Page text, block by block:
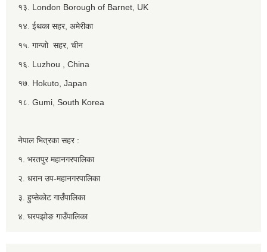
१३. London Borough of Barnet, UK
१४. ईथका सहर, अमेरीका
१५. गान्जो सहर, चीन
१६. Luzhou , China
१७. Hokuto, Japan
१८. Gumi, South Korea
नेपाल भित्रका सहर :
१. भरतपुर महानगरपालिका
२. धरान उप-महानगरपालिका
३. हुप्सेकोट गाउँपालिका
४. घरपझोङ गाउँपालिका